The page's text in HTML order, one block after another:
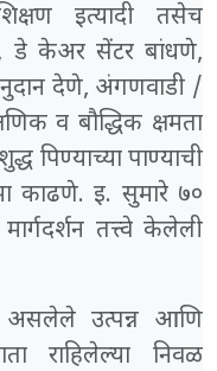
इत्यादी तसेच
डे केअर सेंटर बांधणे,
देणे, अंगणवाडी /
व बौद्धिक क्षमता
पिण्याच्या पाण्याची
काढणे. इ. सुमारे ७०
तत्त्वे केलेली
असलेले उत्पन्न आणि
राहिलेल्या निवळ